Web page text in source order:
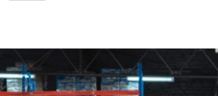
Rafturi perforate
Sisteme ghidare magazin
Rafturi de perete